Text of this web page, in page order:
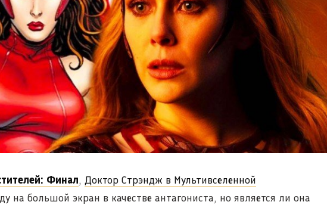
Финал, Доктор Стрэндж в Мультивселенной
на большой экран в качестве антагониста, но является ли она